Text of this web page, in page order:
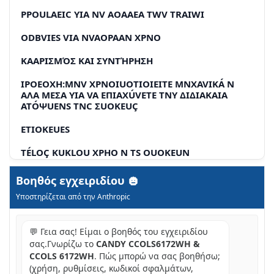
PPOULAEIC YIA NV AOAAEA TWV TRAIWI
ODBVIES VIA NVAOPAAN XPNO
KAΑΡΙΣΜΌΣ ΚΑΙ ΣΥΝΤΉΡΗΣΗ
IPOEOXH:MNV XPNOIUOTIOIEITE MNXAVIKÁ N
AΛA ΜEΣΑ YIA VA ΕΠΙΑXÚVETE TNY ΔIΔIAKΑIA
ATÓΨUΕNS TNC ΣUOKΕUÇ
ETIOKEUES
TÉLOÇ KUKLOU XPHO N TS OUOKEUN
ΣΟΣΤΗ ΕΓΚΑΤΑΣΤΑΣH
KAIOS EAEPIOOS
KAΩΔIO TROPOFOΔOΣIΑ
EAN TO ΨΥΓEIO ΔEN ΑΕΙΤΟΥΡΕI
Βοηθός εγχειριδίου
Υποστηρίζεται από την Anthropic
💬 Γεια σας! Είμαι ο βοηθός του εγχειριδίου
σας.Γνωρίζω το CANDY CCOLS6172WH &
CCOLS 6172WH. Πώς μπορώ να σας βοηθήσω;
(χρήση, ρυθμίσεις, κωδικοί σφαλμάτων,